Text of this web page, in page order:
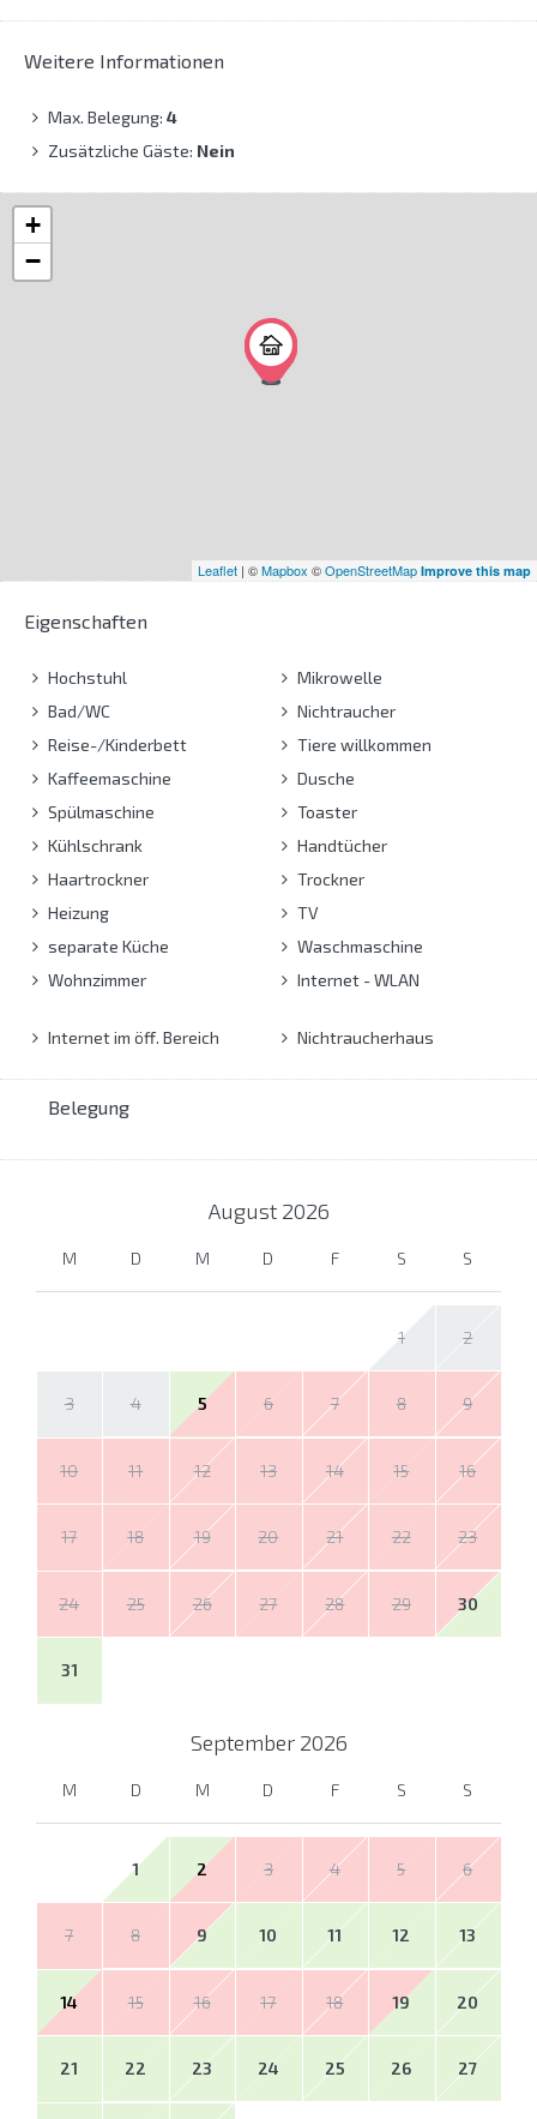
Weitere Informationen
Max. Belegung: 4
Zusätzliche Gäste: Nein
+
−
Leaflet | ©Mapbox ©OpenStreetMap Improve this map
Eigenschaften
Hochstuhl
Bad/WC
Reise-/Kinderbett
Kaffeemaschine
Spülmaschine
Kühlschrank
Haartrockner
Heizung
separate Küche
Wohnzimmer
Mikrowelle
Nichtraucher
Tiere willkommen
Dusche
Toaster
Handtücher
Trockner
TV
Waschmaschine
Internet - WLAN
Internet im öff. Bereich Nichtraucherhaus
Belegung
August 2026
M D M D F S S
1 2
3 4 5 6 7 8 9
10 11 12 13 14 15 16
17 18 19 20 21 22 23
24 25 26 27 28 29 30
31
September 2026
M D M D F S S
1 2 3 4 5 6
7 8 9 10 11 12 13
14 15 16 17 18 19 20
21 22 23 24 25 26 27